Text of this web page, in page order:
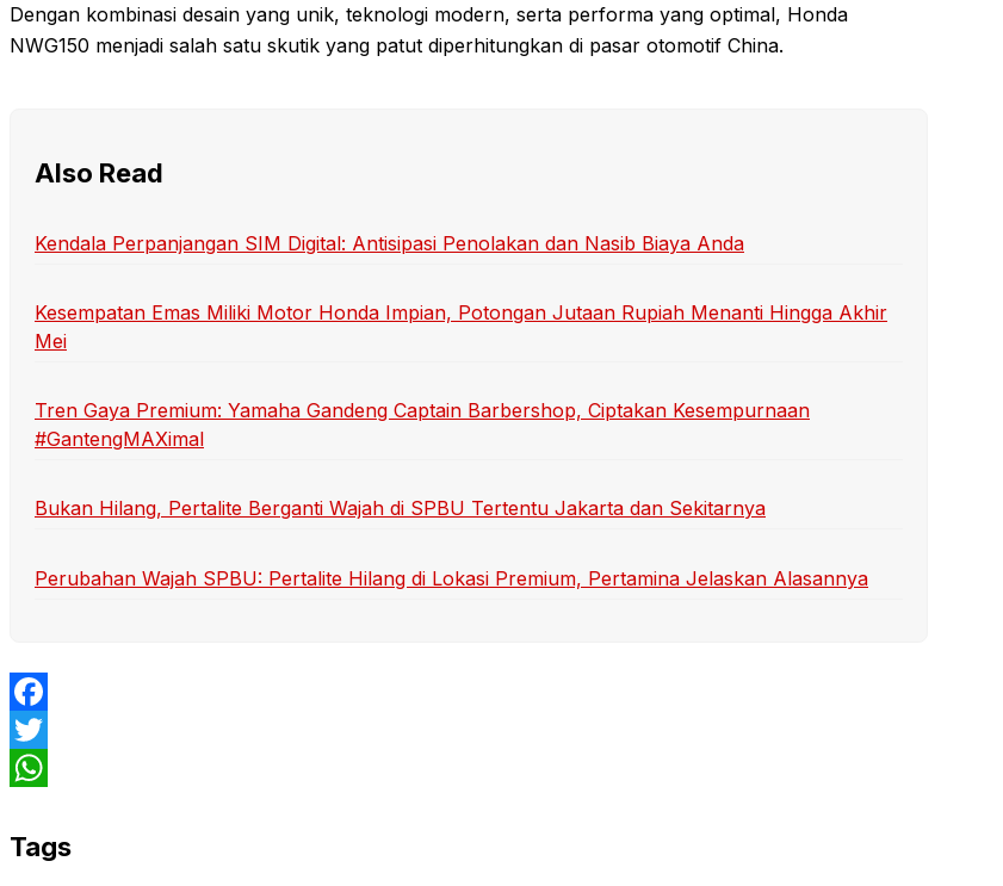
Dengan kombinasi desain yang unik, teknologi modern, serta performa yang optimal, Honda
NWG150 menjadi salah satu skutik yang patut diperhitungkan di pasar otomotif China.
Also Read
Kendala Perpanjangan SIM Digital: Antisipasi Penolakan dan Nasib Biaya Anda
Kesempatan Emas Miliki Motor Honda Impian, Potongan Jutaan Rupiah Menanti Hingga Akhir
Mei
Tren Gaya Premium: Yamaha Gandeng Captain Barbershop, Ciptakan Kesempurnaan
#GantengMAXimal
Bukan Hilang, Pertalite Berganti Wajah di SPBU Tertentu Jakarta dan Sekitarnya
Perubahan Wajah SPBU: Pertalite Hilang di Lokasi Premium, Pertamina Jelaskan Alasannya
Facebook
Twitter
Tags